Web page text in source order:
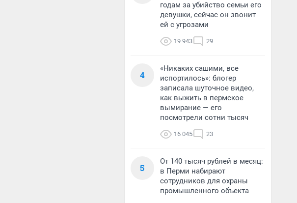
годам за убийство семьи его
девушки, сейчас он звонит
ей с угрозами
19 943 29
4
«Никаких сашими, все
испортилось»: блогер
записала шуточное видео,
как выжить в пермское
вымирание — его
посмотрели сотни тысяч
16 045 23
5
От 140 тысяч рублей в месяц:
в Перми набирают
сотрудников для охраны
промышленного объекта